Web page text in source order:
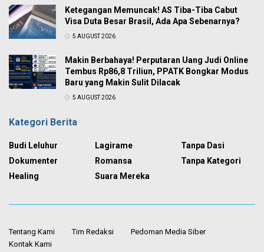
Ketegangan Memuncak! AS Tiba-Tiba Cabut
Visa Duta Besar Brasil, Ada Apa Sebenarnya?
5 AUGUST 2026
Makin Berbahaya! Perputaran Uang Judi Online
Tembus Rp86,8 Triliun, PPATK Bongkar Modus
Baru yang Makin Sulit Dilacak
5 AUGUST 2026
Kategori Berita
Budi Leluhur
Dokumenter
Healing
Lagirame
Romansa
Suara Mereka
Tanpa Dasi
Tanpa Kategori
Tentang Kami Tim Redaksi
Pedoman Media Siber
Kontak Kami